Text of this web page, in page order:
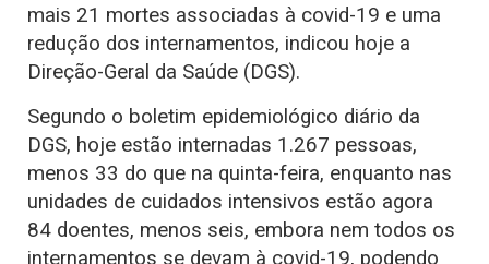
mais 21 mortes associadas à covid-19 e uma
redução dos internamentos, indicou hoje a
Direção-Geral da Saúde (DGS).
Segundo o boletim epidemiológico diário da
DGS, hoje estão internadas 1.267 pessoas,
menos 33 do que na quinta-feira, enquanto nas
unidades de cuidados intensivos estão agora
84 doentes, menos seis, embora nem todos os
internamentos se devam à covid-19, podendo